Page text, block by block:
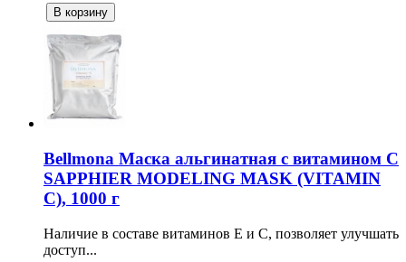
В корзину
Bellmona Маска альгинатная с витамином С
SAPPHIER MODELING MASK (VITAMIN
C), 1000 г
Наличие в составе витаминов Е и С, позволяет улучшать
доступ...